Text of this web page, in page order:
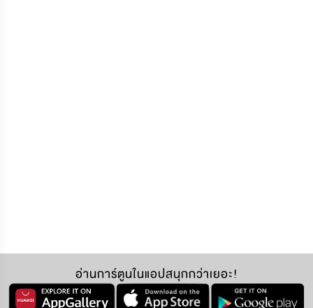
อ่านการ์ตูนในแอปสนุกกว่าเยอะ!